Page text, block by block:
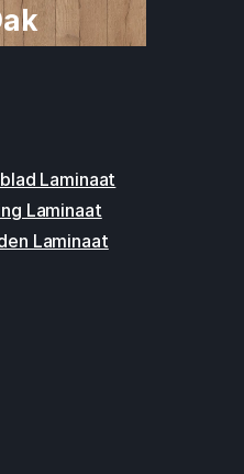
Laminaat
Laminaat
Laminaat